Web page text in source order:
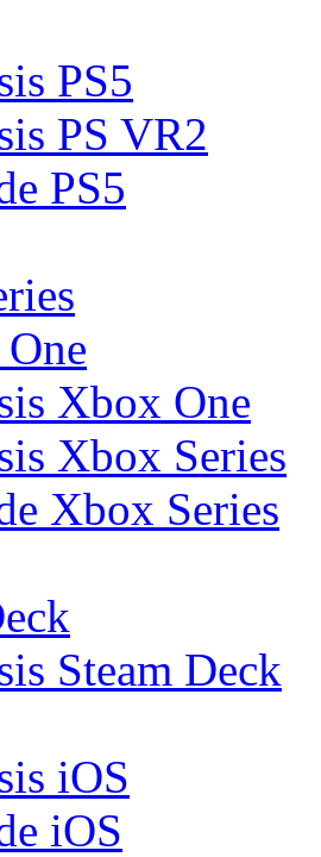
PS5
PS VR2
PS5
Xbox One
Xbox Series
Xbox Series
Steam Deck
iOS
iOS